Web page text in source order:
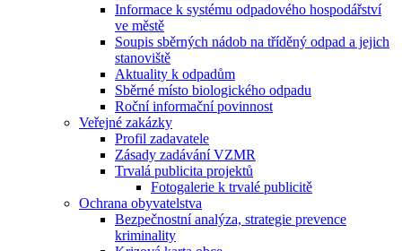
Informace k systému odpadového hospodářství
ve městě
Soupis sběrných nádob na tříděný odpad a jejich
stanoviště
Aktuality k odpadům
Sběrné místo biologického odpadu
Roční informační povinnost
Veřejné zakázky
Profil zadavatele
Zásady zadávání VZMR
Trvalá publicita projektů
Fotogalerie k trvalé publicitě
Ochrana obyvatelstva
Bezpečnostní analýza, strategie prevence
kriminality